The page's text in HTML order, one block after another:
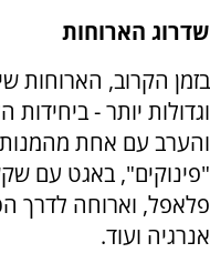
שדרוג הארוחות
בזמן הקרוב, הארוחות
וגדולות יותר -
והערב עם אחת מהמנות
"פינוקים", באגט עם
פלאפל, וארוחה לדרך
אנרגיה ועוד.